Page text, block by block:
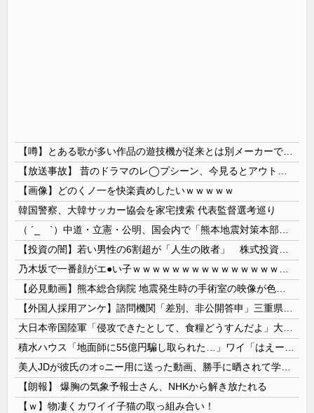
【画像】どのくノ一を快楽責めしたいｗｗｗｗｗ
韓国警察、大韓サッカー協会を家宅捜索 代表監督選考巡り
【朗報】 爆胸の気象予報士さん、NHKから解き放たれる
【ｗ】物凄くカワイイ子猫の取っ組み合い！